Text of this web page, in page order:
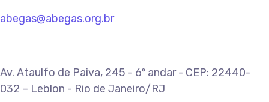
abegas@abegas.org.br
Av. Ataulfo de Paiva, 245 - 6º andar - CEP: 22440-
032 – Leblon - Rio de Janeiro/RJ